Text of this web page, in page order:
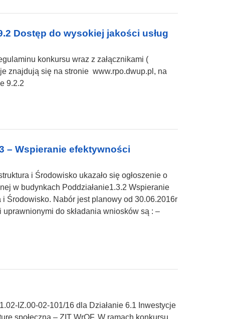
Dostęp do wysokiej jakości usług
konkursu wraz z załącznikami (
znajdują się na stronie www.rpo.dwup.pl, na
9.2.2
– Wspieranie efektywności
i Środowisko ukazało się ogłoszenie o
w budynkach Poddziałanie1.3.2 Wspieranie
Środowisko. Nabór jest planowy od 30.06.2016r
do składania wniosków są : –
IZ.00-02-101/16 dla Działanie 6.1 Inwestycje